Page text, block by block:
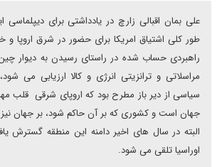
علی بمان اقبالی زارچ در یادداشتی برای دیپلماسی
طور کلی اشتیاق امریکا برای حضور در شرق اروپا و
راهبردی حساب شده در راستای رسیدن به دیوار
مراسلاتی و ترانزیتی انرژی و کالا ارزیابی می
سیاسی از دیر باز مطرح بود که اروپای شرقی قلب
جهان است و کشوری که بر آن حاکم شود، بر جهان
البته در سال های اخیر دامنه این منطقه گسترش
اوراسیا تلقی می شود.